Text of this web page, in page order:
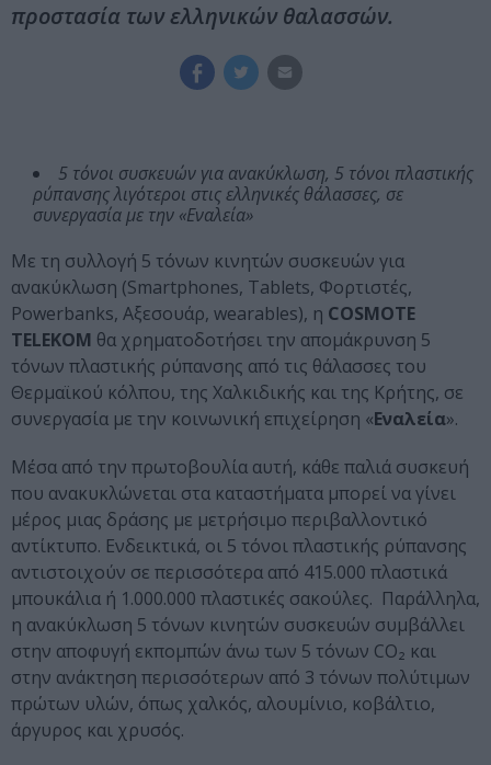
προστασία των ελληνικών θαλασσών.
5 τόνοι συσκευών για ανακύκλωση, 5 τόνοι πλαστικής
ρύπανσης λιγότεροι στις ελληνικές θάλασσες, σε
συνεργασία με την «Εναλεία»
Mε τη συλλογή 5 τόνων κινητών συσκευών για
ανακύκλωση (Smartphones, Tablets, Φορτιστές,
Powerbanks, Αξεσουάρ, wearables), η COSMOTE
TELEKOM θα χρηματοδοτήσει την απομάκρυνση 5
τόνων πλαστικής ρύπανσης από τις θάλασσες του
Θερμαϊκού κόλπου, της Χαλκιδικής και της Κρήτης, σε
συνεργασία με την κοινωνική επιχείρηση «Εναλεία».
Μέσα από την πρωτοβουλία αυτή, κάθε παλιά συσκευή
που ανακυκλώνεται στα καταστήματα μπορεί να γίνει
μέρος μιας δράσης με μετρήσιμο περιβαλλοντικό
αντίκτυπο. Ενδεικτικά, οι 5 τόνοι πλαστικής ρύπανσης
αντιστοιχούν σε περισσότερα από 415.000 πλαστικά
μπουκάλια ή 1.000.000 πλαστικές σακούλες. Παράλληλα,
η ανακύκλωση 5 τόνων κινητών συσκευών συμβάλλει
στην αποφυγή εκπομπών άνω των 5 τόνων CO₂ και
στην ανάκτηση περισσότερων από 3 τόνων πολύτιμων
πρώτων υλών, όπως χαλκός, αλουμίνιο, κοβάλτιο,
άργυρος και χρυσός.